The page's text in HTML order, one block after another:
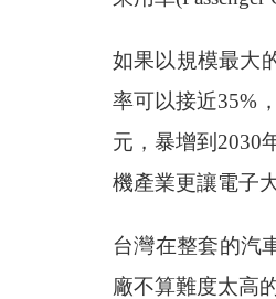
如果以規模最大
率可以接近35%
元，暴增到2030
機產業更讓電子
台灣在整套的汽
廠不算難度太高